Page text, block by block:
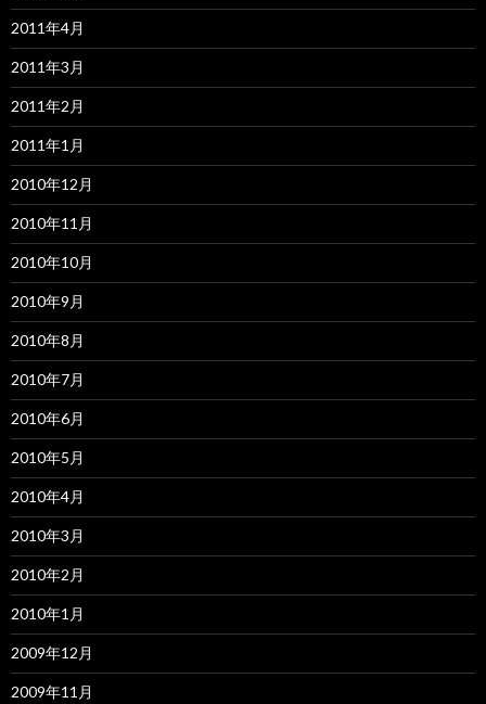
2011年4月
2011年3月
2011年2月
2011年1月
2010年12月
2010年11月
2010年10月
2010年9月
2010年8月
2010年7月
2010年6月
2010年5月
2010年4月
2010年3月
2010年2月
2010年1月
2009年12月
2009年11月